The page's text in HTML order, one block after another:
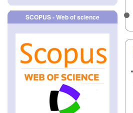
SCOPUS - Web of science